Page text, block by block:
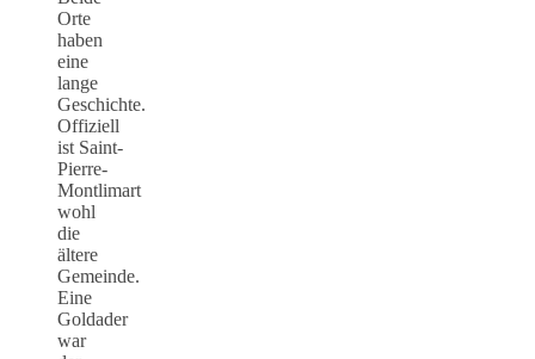
Orte
haben
eine
lange
Geschichte.
Offiziell
ist Saint-
Pierre-
Montlimart
wohl
die
ältere
Gemeinde.
Eine
Goldader
war